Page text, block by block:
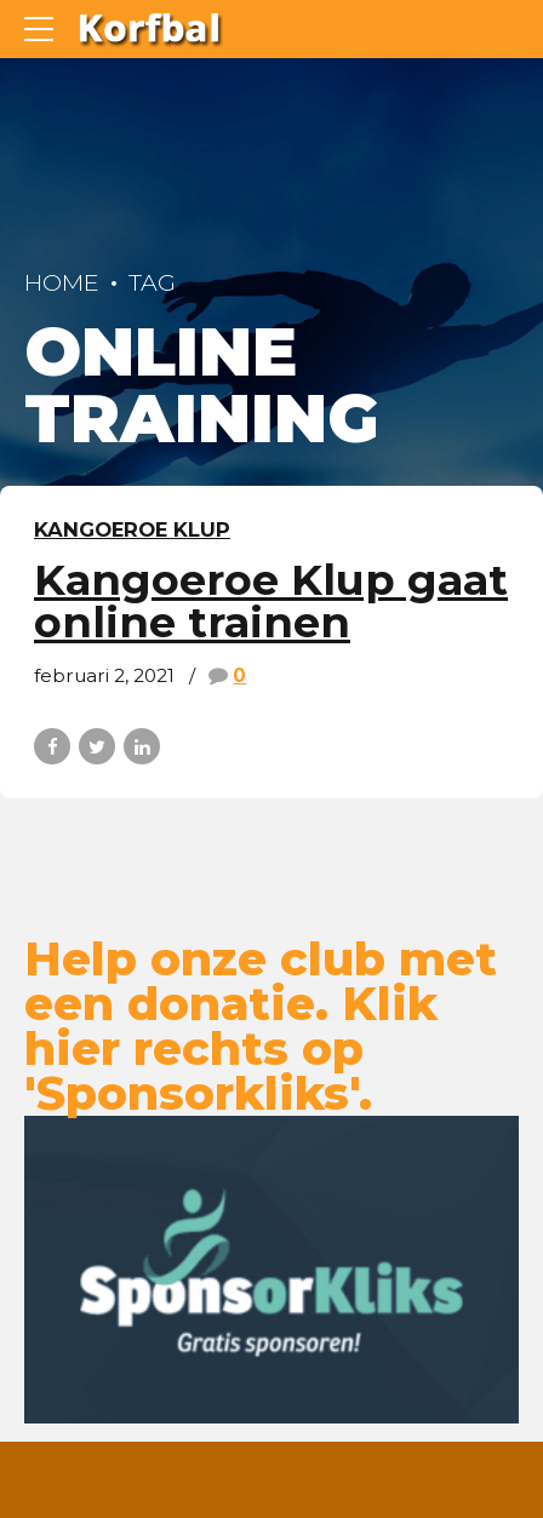
HOME TAG
ONLINE
TRAINING
KANGOEROE KLUP
Kangoeroe Klup gaat
online trainen
februari 2, 2021 0
Help onze club met
een donatie. Klik
hier rechts op
'Sponsorkliks'.